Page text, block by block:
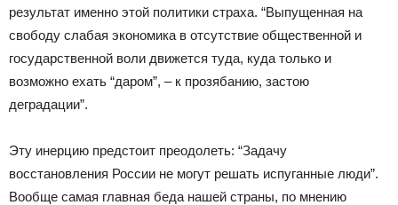
результат именно этой политики страха. “Выпущенная на
свободу слабая экономика в отсутствие общественной и
государственной воли движется туда, куда только и
возможно ехать “даром”, – к прозябанию, застою
деградации”.
Эту инерцию предстоит преодолеть: “Задачу
восстановления России не могут решать испуганные люди”.
Вообще самая главная беда нашей страны, по мнению